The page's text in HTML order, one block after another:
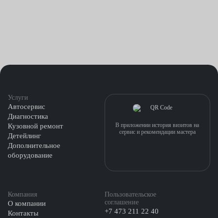
Услуги
Автосервис
Диагностика
Кузовной ремонт
Детейлинг
Дополнительное
оборудование
Компания
О компании
Контакты
Пользовательское
соглашение
+7 473 211 22 40
В приложении история визитов на
сервис и рекомендации мастера